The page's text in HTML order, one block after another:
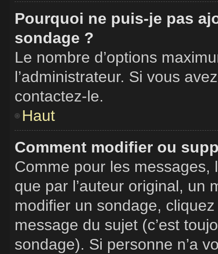
Pourquoi ne puis-je pas
sondage ?
Le nombre d’options
l’administrateur. Si vous
contactez-le.
Haut
Comment modifier ou
Comme pour les
que par l’auteur original, un
modifier un sondage,
message du sujet (c’est
sondage). Si personne n’a